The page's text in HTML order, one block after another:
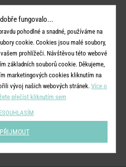
fungovalo...
pohodlné a snadné, používáme na
cookie. Cookies jsou malé soubory,
prohlížeči. Návštěvou této webové
základních souborů cookie. Děkujeme,
marketingových cookies kliknutím na
vývoj našich webových stránek. Více o
přečíst kliknutím sem
PŘIJMOUT